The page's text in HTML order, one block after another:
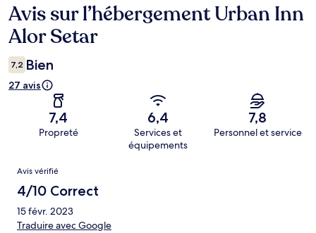
Avis
Avis sur l’hébergement Urban Inn
Alor Setar
7,2 Bien
27 avis
7,4
Propreté
6,4
Services et
équipements
7,8
Personnel et service
Avis
Avis vérifié
4/10 Correct
15 févr. 2023
Traduire avec Google